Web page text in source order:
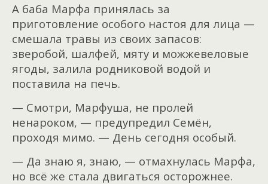
А баба Марфа принялась за
приготовление особого настоя для лица —
смешала травы из своих запасов:
зверобой, шалфей, мяту и можжевеловые
ягоды, залила родниковой водой и
поставила на печь.
— Смотри, Марфуша, не пролей
ненароком, — предупредил Семён,
проходя мимо. — День сегодня особый.
— Да знаю я, знаю, — отмахнулась Марфа,
но всё же стала двигаться осторожнее.